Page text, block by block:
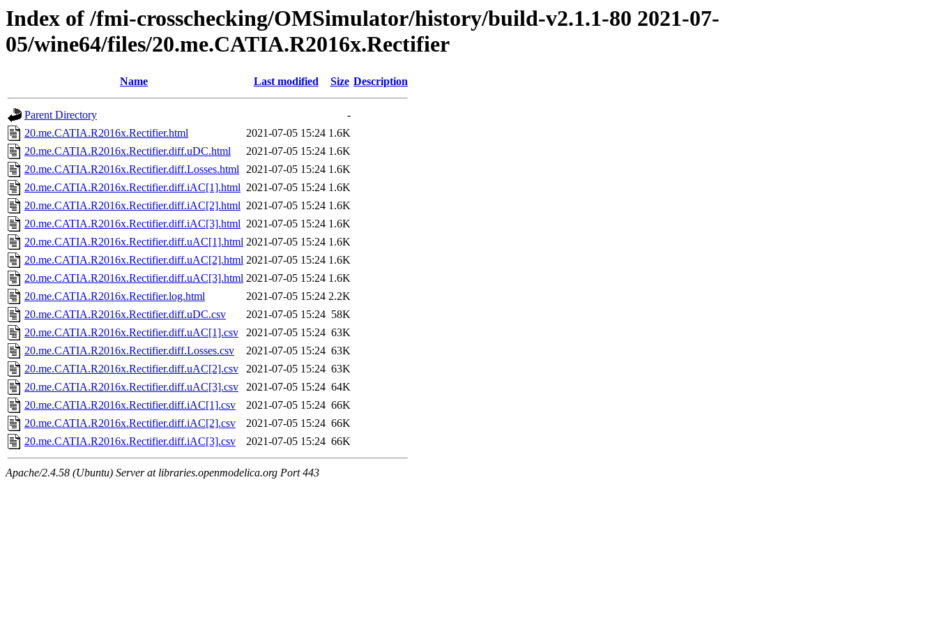
Index of /fmi-crosschecking/OMSimulator/history/build-v2.1.1-80 2021-07-
05/wine64/files/20.me.CATIA.R2016x.Rectifier
Name Last modified Size Description
Parent Directory
-
20.me.CATIA.R2016x.Rectifier.html
2021-07-05 15:24 1.6K
20.me.CATIA.R2016x.Rectifier.diff.uDC.html
2021-07-05 15:24 1.6K
20.me.CATIA.R2016x.Rectifier.diff.Losses.html 2021-07-05 15:24 1.6K
20.me.CATIA.R2016x.Rectifier.diff.iAC[1].html 2021-07-05 15:24 1.6K
20.me.CATIA.R2016x.Rectifier.diff.iAC[2].html 2021-07-05 15:24 1.6K
20.me.CATIA.R2016x.Rectifier.diff.iAC[3].html 2021-07-05 15:24 1.6K
20.me.CATIA.R2016x.Rectifier.diff.uAC[1].html 2021-07-05 15:24 1.6K
20.me.CATIA.R2016x.Rectifier.diff.uAC[2].html 2021-07-05 15:24 1.6K
20.me.CATIA.R2016x.Rectifier.diff.uAC[3].html 2021-07-05 15:24 1.6K
20.me.CATIA.R2016x.Rectifier.log.html
2021-07-05 15:24 2.2K
20.me.CATIA.R2016x.Rectifier.diff.uDC.csv
2021-07-05 15:24 58K
20.me.CATIA.R2016x.Rectifier.diff.uAC[1].csv
2021-07-05 15:24 63K
20.me.CATIA.R2016x.Rectifier.diff.Losses.csv
2021-07-05 15:24 63K
20.me.CATIA.R2016x.Rectifier.diff.uAC[2].csv
2021-07-05 15:24 63K
20.me.CATIA.R2016x.Rectifier.diff.uAC[3].csv
2021-07-05 15:24 64K
20.me.CATIA.R2016x.Rectifier.diff.iAC[1].csv
2021-07-05 15:24 66K
20.me.CATIA.R2016x.Rectifier.diff.iAC[2].csv
2021-07-05 15:24 66K
20.me.CATIA.R2016x.Rectifier.diff.iAC[3].csv
2021-07-05 15:24 66K
Apache/2.4.58 (Ubuntu) Server at libraries.openmodelica.org Port 443